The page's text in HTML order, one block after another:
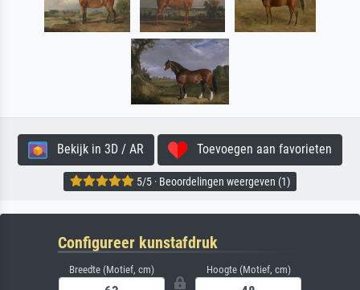
Bekijk in 3D / AR Toevoegen aan favorieten
5/5 · Beoordelingen weergeven (1)
Configureer kunstafdruk
Breedte (Motief, cm) Hoogte (Motief, cm)